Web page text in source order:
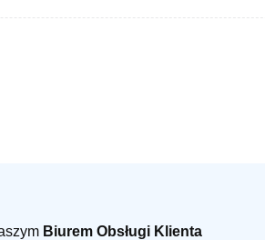
Biurem Obsługi Klienta